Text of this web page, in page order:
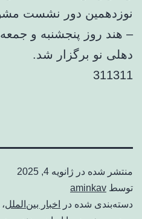
نوزدهمین دور نشست
دهلی نو برگزار شد.
311311
منتشر شده در ژانویه 4, 2025
توسط aminkav
دسته‌بندی شده در
اخبار بین‌الملل،